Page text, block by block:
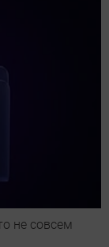
не совсем